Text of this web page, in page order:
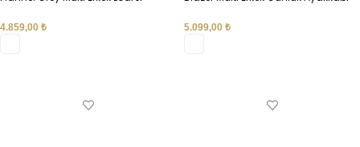
4.859,00 ₺ 5.099,00 ₺